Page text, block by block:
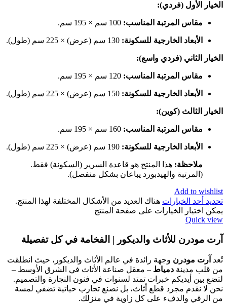
الخيار الأول (فردي):
مقاس المرتبة المناسب:
الأبعاد الخارجية للسكونة:
الخيار الثاني (فردي واسع):
مقاس المرتبة المناسب:
الأبعاد الخارجية للسكونة:
الخيار الثالث (كوين):
مقاس المرتبة المناسب:
الأبعاد الخارجية للسكونة:
ملاحظة: هذا المنتج هو قاعدة السرير (السكونة) فقط.
(المرتبة والهيدبورد يباعان بشكل منفصل).
Add to wishlist
تحديد أحد الخيارات هناك العديد من الأشكال المختلفة لهذا المنتج.
يمكن اختيار الخيارات على صفحة المنتج
Quick view
آرت مودرن للأثاث والديكور | الفخامة في كل تفصيلة
تُعد آرت مودرن وجهة رائدة في عالم الأثاث والديكور، حيث انطلقت
من قلب مدينة دمياط – معقل صناعة الأثاث في الشرق الأوسط –
لتضع بين أيديكم خبرات تمتد لسنوات في فنون النجارة والتصميم.
نحن لا نقدم مجرد قطع أثاث، بل نصنع تجارب حياتية تضفي لمسة
من الرقي والدفء على كل زاوية في منزلك.